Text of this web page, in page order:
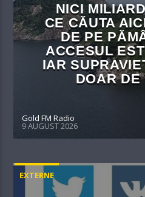
NICI
CE CĂUTA
DE PE
ACCESUL
IAR
DOAR DE
Gold FM Radio
9 AUGUST 2026
EXTERNE